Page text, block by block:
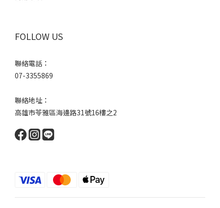
FOLLOW US
聯絡電話：
07-3355869
聯絡地址：
高雄市苓雅區海邊路31號16樓之2